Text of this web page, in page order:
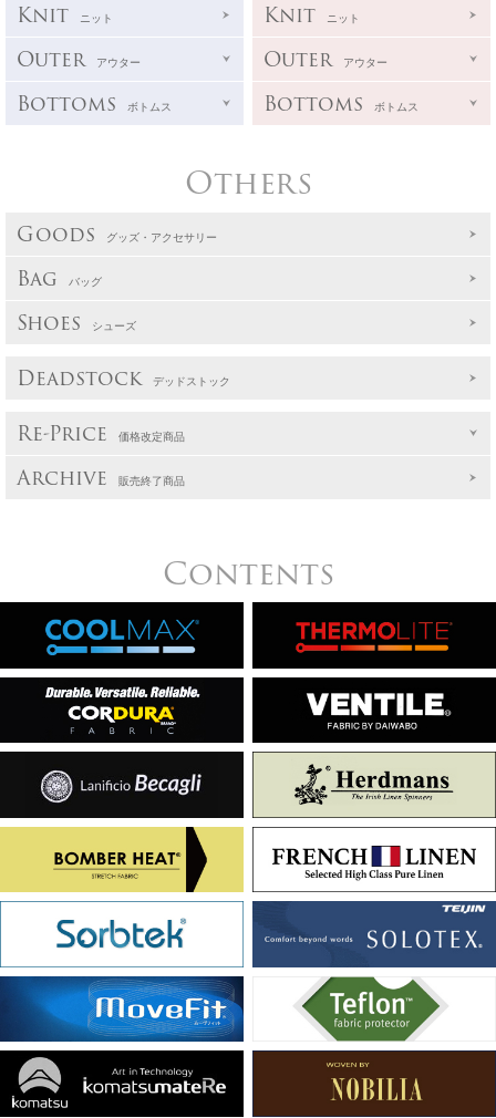
Knit ニット
Outer アウター
Bottoms ボトムス
Knit ニット
Outer アウター
Bottoms ボトムス
Others
Goods グッズ・アクセサリー
Bag バッグ
Shoes シューズ
Deadstock デッドストック
Re-Price 価格改定商品
Archive 販売終了商品
Contents